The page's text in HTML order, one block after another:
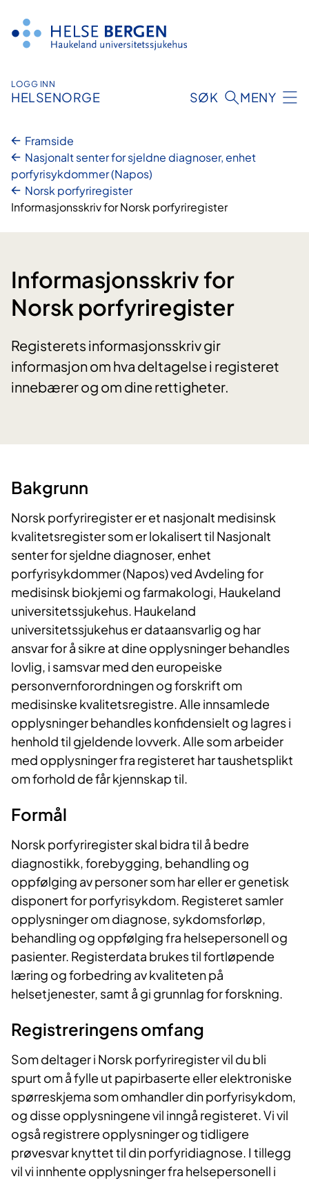
innhald
LOGG INN
HELSENORGE SØK MENY
Framside
Nasjonalt senter for sjeldne diagnoser, enhet
porfyrisykdommer (Napos)
Norsk porfyriregister
Informasjonsskriv for Norsk porfyriregister
Informasjonsskriv for
Norsk porfyriregister
Registerets informasjonsskriv gir
informasjon om hva deltagelse i registeret
innebærer og om dine rettigheter.
Bakgrunn
Norsk porfyriregister er et nasjonalt medisinsk
kvalitetsregister som er lokalisert til Nasjonalt
senter for sjeldne diagnoser, enhet
porfyrisykdommer (Napos) ved Avdeling for
medisinsk biokjemi og farmakologi, Haukeland
universitetssjukehus. Haukeland
universitetssjukehus er dataansvarlig og har
ansvar for å sikre at dine opplysninger behandles
lovlig, i samsvar med den europeiske
personvernforordningen og forskrift om
medisinske kvalitetsregistre. Alle innsamlede
opplysninger behandles konfidensielt og lagres i
henhold til gjeldende lovverk. Alle som arbeider
med opplysninger fra registeret har taushetsplikt
om forhold de får kjennskap til.
Formål
Norsk porfyriregister skal bidra til å bedre
diagnostikk, forebygging, behandling og
oppfølging av personer som har eller er genetisk
disponert for porfyrisykdom. Registeret samler
opplysninger om diagnose, sykdomsforløp,
behandling og oppfølging fra helsepersonell og
pasienter. Registerdata brukes til fortløpende
læring og forbedring av kvaliteten på
helsetjenester, samt å gi grunnlag for forskning.
Registreringens omfang
Som deltager i Norsk porfyriregister vil du bli
spurt om å fylle ut papirbaserte eller elektroniske
spørreskjema som omhandler din porfyrisykdom,
og disse opplysningene vil inngå registeret. Vi vil
også registrere opplysninger og tidligere
prøvesvar knyttet til din porfyridiagnose. I tillegg
vil vi innhente opplysninger fra helsepersonell i